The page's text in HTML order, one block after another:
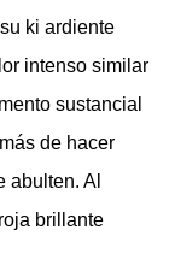
ki ardiente
intenso similar
sustancial
de hacer
abulten. Al
brillante